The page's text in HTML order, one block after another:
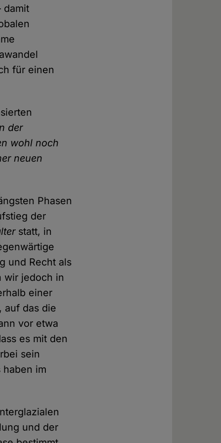
damit
für einen
der
wohl noch
neuen
Phasen
der
statt, in
und Recht als
wir jedoch in
einer
, auf das die
vor etwa
es mit den
sein
haben im
und der